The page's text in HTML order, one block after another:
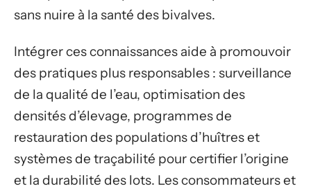
sans nuire à la santé des bivalves.
Intégrer ces connaissances aide à promouvoir
des pratiques plus responsables : surveillance
de la qualité de l’eau, optimisation des
densités d’élevage, programmes de
restauration des populations d’huîtres et
systèmes de traçabilité pour certifier l’origine
et la durabilité des lots. Les consommateurs et